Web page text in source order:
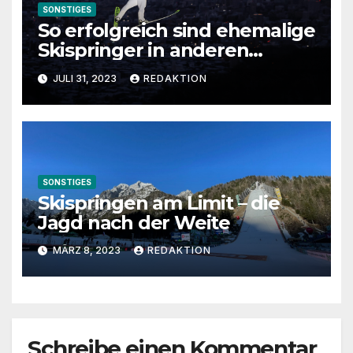
SONSTIGES
So erfolgreich sind ehemalige
Skispringer in anderen
Sportarten
JULI 31, 2023 REDAKTION
SONSTIGES
Skispringen am Limit – die
Jagd nach der Weite
MÄRZ 8, 2023 REDAKTION